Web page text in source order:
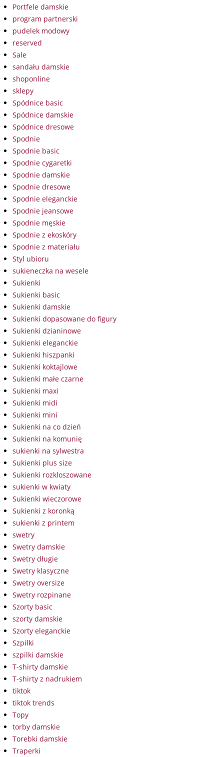
Portfele damskie
program partnerski
pudelek modowy
reserved
Sale
sandału damskie
shoponline
sklepy
Spódnice basic
Spódnice damskie
Spódnice dresowe
Spodnie
Spodnie basic
Spodnie cygaretki
Spodnie damskie
Spodnie dresowe
Spodnie eleganckie
Spodnie jeansowe
Spodnie męskie
Spodnie z ekoskóry
Spodnie z materiału
Styl ubioru
sukieneczka na wesele
Sukienki
Sukienki basic
Sukienki damskie
Sukienki dopasowane do figury
Sukienki dzianinowe
Sukienki eleganckie
Sukienki hiszpanki
Sukienki koktajlowe
Sukienki małe czarne
Sukienki maxi
Sukienki midi
Sukienki mini
Sukienki na co dzień
Sukienki na komunię
sukienki na sylwestra
Sukienki plus size
Sukienki rozkloszowane
sukienki w kwiaty
Sukienki wieczorowe
Sukienki z koronką
sukienki z printem
swetry
Swetry damskie
Swetry długie
Swetry klasyczne
Swetry oversize
Swetry rozpinane
Szorty basic
szorty damskie
Szorty eleganckie
Szpilki
szpilki damskie
T-shirty damskie
T-shirty z nadrukiem
tiktok
tiktok trends
Topy
torby damskie
Torebki damskie
Traperki